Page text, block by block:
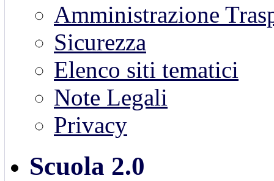
Amministrazione
Sicurezza
Elenco siti tematici
Note Legali
Privacy
Scuola 2.0